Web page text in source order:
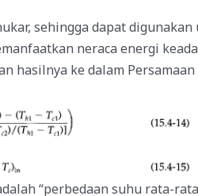
sehingga dapat
neraca energi
hasilnya ke dalam
“perbedaan suhu rata-